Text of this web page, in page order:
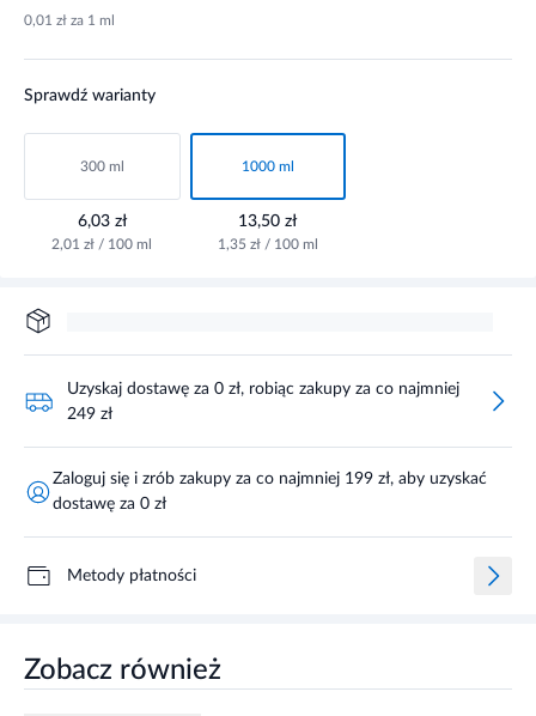
0,01 zł za 1 ml
Sprawdź warianty
300 ml
6,03 zł
2,01 zł / 100 ml
1000 ml
13,50 zł
1,35 zł / 100 ml
Uzyskaj dostawę za 0 zł, robiąc zakupy za co najmniej
249 zł
Zaloguj się i zrób zakupy za co najmniej 199 zł, aby uzyskać
dostawę za 0 zł
Metody płatności
Zobacz również